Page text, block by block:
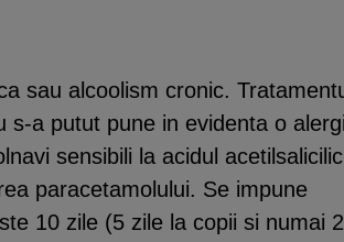
sau alcoolism cronic.
s-a putut pune in evidenta o
sensibili la acidul acetilsalicilic
paracetamolului. Se impune
10 zile (5 zile la copii si numai 2